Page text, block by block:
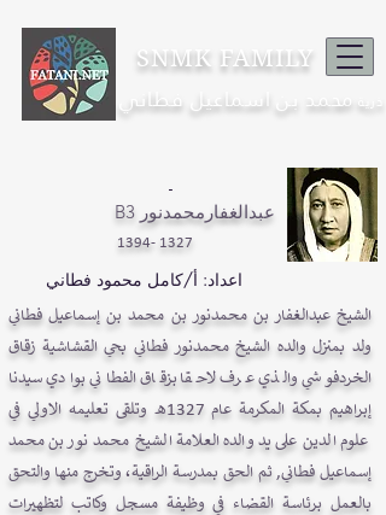
SNMK FAMILY
ذرية محمد بن اسماعيل فطاني
B3 عبدالغفارمحمدنور
-
1327 -1394
اعداد: أ/كامل محمود فطاني
الشيخ عبدالغفار بن محمدنور بن محمد بن إسماعيل فطاني
ولد بمنزل والده الشيخ محمدنور فطاني بحي القشاشية زقاق
الخردفوشي والذي عرف لاحقا بزقاق الفطاني بوادي سيدنا
إبراهيم بمكة المكرمة عام 1327هـ وتلقى تعليمه الاولي في
علوم الدين على يد والده العلامة الشيخ محمد نور بن محمد
إسماعيل فطاني, ثم الحق بمدرسة الراقية، وتخرج منها والتحق
بالعمل برئاسة القضاء في وظيفة مسجل وكاتب لتظهيرات